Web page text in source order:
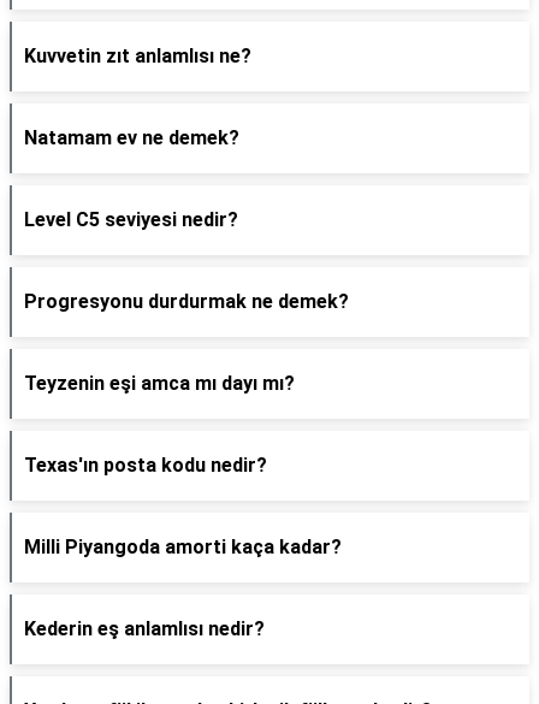
Kuvvetin zıt anlamlısı ne?
Natamam ev ne demek?
Level C5 seviyesi nedir?
Progresyonu durdurmak ne demek?
Teyzenin eşi amca mı dayı mı?
Texas'ın posta kodu nedir?
Milli Piyangoda amorti kaça kadar?
Kederin eş anlamlısı nedir?